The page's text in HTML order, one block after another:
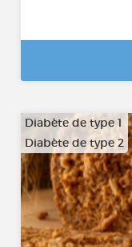
Diabète de type 1
Diabète de type 2